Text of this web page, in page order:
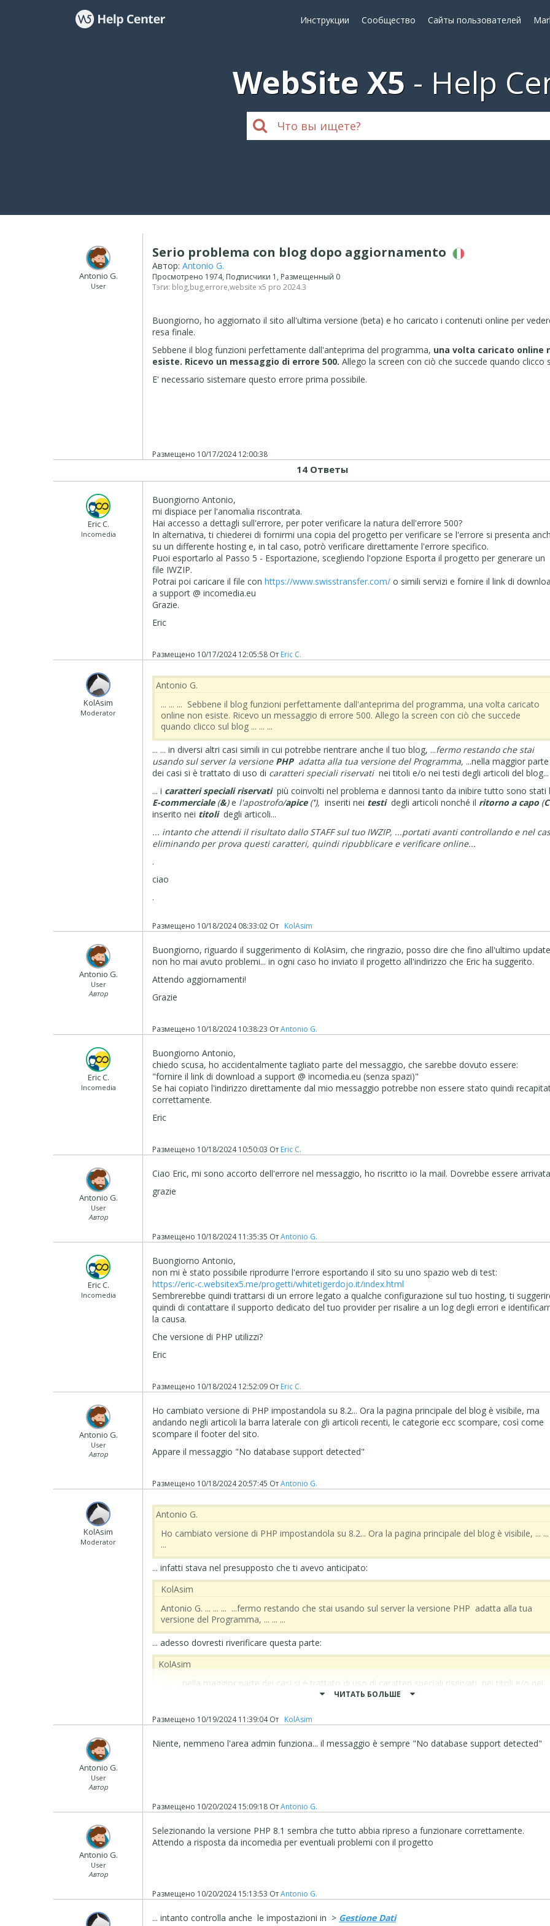
Инструкции Сообщество Сайты пользователей
WebSite X5 Help
Antonio G.
User
Serio problema con blog dopo aggiornamento
Автор:Antonio G.
Просмотрено 1974, Подписчики 1, Размещенный 0
Тэги: blog,bug,errore,website x5 pro 2024.3
Buongiorno, ho aggiornato il sito all'ultima versione (beta) e ho caricato i contenuti online per
resa finale.
Sebbene il blog funzioni perfettamente dall'anteprima del programma, una volta caricato online
esiste. Ricevo un messaggio di errore 500.Allego la screen con ciò che succede quando clicco
E' necessario sistemare questo errore prima possibile.
Размещено 10/17/2024 12:00:38
14 Ответы
Eric C.
Incomedia
Buongiorno Antonio,
mi dispiace per l'anomalia riscontrata.
Hai accesso a dettagli sull'errore, per poter verificare la natura dell'errore 500?
In alternativa, ti chiederei di fornirmi una copia del progetto per verificare se l'errore si presenta
su un differente hosting e, in tal caso, potrò verificare direttamente l'errore specifico.
Puoi esportarlo al Passo 5 - Esportazione, scegliendo l'opzione Esporta il progetto per generare un
file IWZIP.
Potrai poi caricare il file conhttps://www.swisstransfer.com/ o simili servizi e fornire il link di
a support @ incomedia.eu
Grazie.
Eric
Размещено 10/17/2024 12:05:58 От Eric C.
‪ KolAsim ‪ ‪
Moderator
Antonio G.
... ... ... Sebbene il blog funzioni perfettamente dall'anteprima del programma, una volta caricato
online non esiste. Ricevo un messaggio di errore 500. Allego la screen con ciò che succede
quando clicco sul blog ... ... ...
... ... in diversi altri casi simili in cui potrebbe rientrare anche il tuo blog, ...fermo restando che stai
usando sul server la versione PHP adatta alla tua versione del Programma, ...nella maggior parte
dei casi si è trattato di uso di caratteri speciali riservati nei titoli e/o nei testi degli articoli del blog...
... i caratteri speciali riservati più coinvolti nel problema e dannosi tanto da inibire tutto sono stati
E-commerciale(&)e l'apostrofo/apice('), inseriti nei testi degli articoli nonché il ritorno a capo(
inserito nei titoli degli articoli...
... intanto che attendi il risultato dallo STAFF sul tuo IWZIP, ...portati avanti controllando e nel
eliminando per prova questi caratteri, quindi ripubblicare e verificare online...
.
ciao
.
Размещено 10/18/2024 08:33:02 От ‪ KolAsim ‪ ‪
Antonio G.
User
Автор
Buongiorno, riguardo il suggerimento di KolAsim, che ringrazio, posso dire che fino all'ultimo update
non ho mai avuto problemi... in ogni caso ho inviato il progetto all'indirizzo che Eric ha suggerito.
Attendo aggiornamenti!
Grazie
Размещено 10/18/2024 10:38:23 ОтAntonio G.
Eric C.
Incomedia
Buongiorno Antonio,
chiedo scusa, ho accidentalmente tagliato parte del messaggio, che sarebbe dovuto essere:
"fornire il link di download a support @ incomedia.eu (senza spazi)"
Se hai copiato l'indirizzo direttamente dal mio messaggio potrebbe non essere stato quindi
correttamente.
Eric
Размещено 10/18/2024 10:50:03 От Eric C.
Antonio G.
User
Автор
Ciao Eric, mi sono accorto dell'errore nel messaggio, ho riscritto io la mail. Dovrebbe essere
grazie
Размещено 10/18/2024 11:35:35 ОтAntonio G.
Eric C.
Incomedia
Buongiorno Antonio,
non mi è stato possibile riprodurre l'errore esportando il sito su uno spazio web di test:
https://eric-c.websitex5.me/progetti/whitetigerdojo.it/index.html
Sembrerebbe quindi trattarsi di un errore legato a qualche configurazione sul tuo hosting, ti
quindi di contattare il supporto dedicato del tuo provider per risalire a un log degli errori e
la causa.
Che versione di PHP utilizzi?
Eric
Размещено 10/18/2024 12:52:09 От Eric C.
Antonio G.
User
Автор
Ho cambiato versione di PHP impostandola su 8.2... Ora la pagina principale del blog è visibile, ma
andando negli articoli la barra laterale con gli articoli recenti, le categorie ecc scompare, così come
scompare il footer del sito.
Appare il messaggio "No database support detected"
Размещено 10/18/2024 20:57:45 ОтAntonio G.
‪ KolAsim ‪ ‪
Moderator
Antonio G.
Ho cambiato versione di PHP impostandola su 8.2... Ora la pagina principale del blog è visibile, ... ...
...
... infatti stava nel presupposto che ti avevo anticipato:
‪ KolAsim ‪ ‪
Antonio G. ... ... ... ...fermo restando che stai usando sul server la versione PHP adatta alla tua
versione del Programma, ... ... ...
... adesso dovresti riverificare questa parte:
‪ KolAsim ‪ ‪
... ... ...nella maggior parte dei casi si è trattato di uso di caratteri speciali riservati nei titoli e/o nei
... controlla anche nel tuo pannello online
...ed eventualmente allega anche il relativo STAMP...
... se poi posti anche il LINK forse sarebbe utile...
ЧИТАТЬ БОЛЬШЕ
Размещено 10/19/2024 11:39:04От ‪ KolAsim ‪ ‪
Antonio G.
User
Автор
Niente, nemmeno l'area admin funziona... il messaggio è sempre "No database support detected"
Размещено 10/20/2024 15:09:18 ОтAntonio G.
Antonio G.
User
Автор
Selezionando la versione PHP 8.1 sembra che tutto abbia ripreso a funzionare correttamente.
Attendo a risposta da incomedia per eventuali problemi con il progetto
Размещено 10/20/2024 15:13:53 ОтAntonio G.
... intanto controlla anche le impostazioni in > Gestione Dati